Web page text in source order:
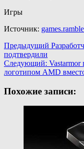
Игры
Источник:
Навигация
записи
Предыдущий
подтвердили
Следующий: Vastarmor
логотипом AMD
Похожие записи: